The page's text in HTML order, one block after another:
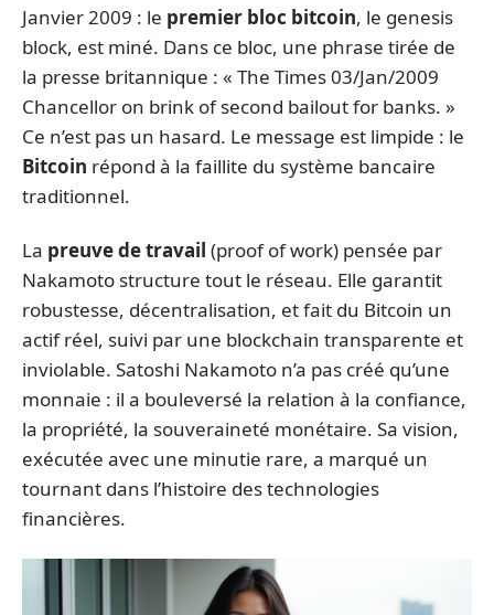
Janvier 2009 : le premier bloc bitcoin, le genesis
block, est miné. Dans ce bloc, une phrase tirée de
la presse britannique : « The Times 03/Jan/2009
Chancellor on brink of second bailout for banks. »
Ce n’est pas un hasard. Le message est limpide : le
Bitcoin répond à la faillite du système bancaire
traditionnel.
La preuve de travail (proof of work) pensée par
Nakamoto structure tout le réseau. Elle garantit
robustesse, décentralisation, et fait du Bitcoin un
actif réel, suivi par une blockchain transparente et
inviolable. Satoshi Nakamoto n’a pas créé qu’une
monnaie : il a bouleversé la relation à la confiance,
la propriété, la souveraineté monétaire. Sa vision,
exécutée avec une minutie rare, a marqué un
tournant dans l’histoire des technologies
financières.